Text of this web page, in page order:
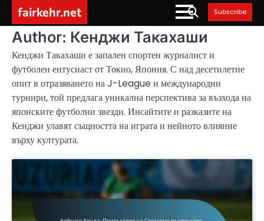
content
fairkehr.net Subscribe
Author: Кенджи Такахаши
Кенджи Такахаши е запален спортен журналист и
футболен ентусиаст от Токио, Япония. С над десетилетие
опит в отразяването на J-League и международни
турнири, той предлага уникална перспектива за възхода на
японските футболни звезди. Инсайтите и разказите на
Кенджи улавят същността на играта и нейното влияние
върху културата.